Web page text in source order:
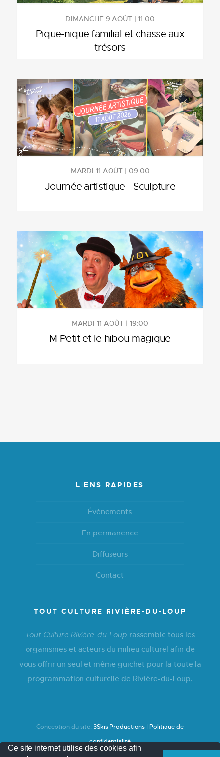
DIMANCHE 9 AOÛT | 11:00
Pique-nique familial et chasse aux
trésors
MARDI 11 AOÛT | 09:00
Journée artistique - Sculpture
MARDI 11 AOÛT | 19:00
M Petit et le hibou magique
LIENS RAPIDES
Événements
En permanence
Diffuseurs
Contact
TOUT CULTURE RIVIÈRE-DU-LOUP
Tout Culture Rivière-du-Loup rassemble tous les
organismes et acteurs du milieu culturel afin de
vous offrir un seul et même guichet pour la toute la
programmation culturelle de Rivière-du-Loup.
Conception du site: 3Skis Productions | Politique de
confidentialité
Ce site internet utilise des cookies afin